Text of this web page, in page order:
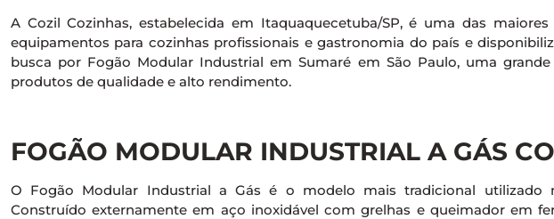
A Cozil Cozinhas, estabelecida em Itaquaquecetuba/SP, é uma das
equipamentos para cozinhas profissionais e gastronomia do país e
busca por Fogão Modular Industrial em Sumaré em São Paulo, uma grande
produtos de qualidade e alto rendimento.
FOGÃO MODULAR INDUSTRIAL A GÁS
O Fogão Modular Industrial a Gás é o modelo mais tradicional utilizado
Construído externamente em aço inoxidável com grelhas e queimador em